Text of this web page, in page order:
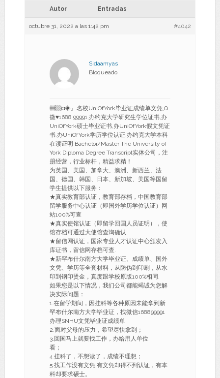
Autor Entradas
octubre 31, 2022 a las 1:42 pm #4042
Sidaamyas
Bloqueado
▦▩◘◈』名校UniOfYork毕业证成绩单文凭,Q
微♥1688 99991,办约克大学研究生学位证书,办
UniOfYork硕士毕业证书,办UniOfYork假文凭证
书,办UniOfYork学历学位认证,办约克大学本科
在读证明 Bachelor/Master The University of
York Diploma Degree Transcript实体公司，注
册经营，行业标杆，精益求精！
为英国、美国、加拿大、澳洲、新西兰、法
国、德国、韩国、日本、新加坡、美国等国留
学生提供以下服务：
★真实教育部认证，教育部存档，中国教育部
留学服务中心认证（即国外学历学位认证）网
站100%可查
★真实使馆认证（即留学回国人员证明），使
馆存档可通过大使馆查询确认.
★留信网认证，国家专业人才认证中心颁发入
库证书，留信网存档可查.
★新罕布什尔南方大学毕业证、成绩单、国外
文凭、学历等全套材料，从防伪到印刷，从水
印到钢印烫金，真度跟学校原版100%相同.
如果您是以下情况，我们公司都能竭诚为您解
决实际问题：
1.在留学期间，因挂科等各种原因未能拿到新
罕布什尔南方大学毕业证，找微信168899991
办理SNHU文凭毕业证成绩单
2.面对父母的压力，希望尽快拿到；
3.回国马上就要找工作，办给用人单位
看；
4.挂科了，不想读了，成绩不理想；
5.找工作没有文凭,有文凭却得不到认证，有本
科却要求硕士。